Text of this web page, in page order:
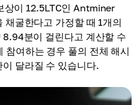
이 12.5LTC인 Antminer
채굴한다고 가정할 때 1개의
분이 걸린다고 계산할 수
참여하는 경우 풀의 전체 해시
달라질 수 있습니다.